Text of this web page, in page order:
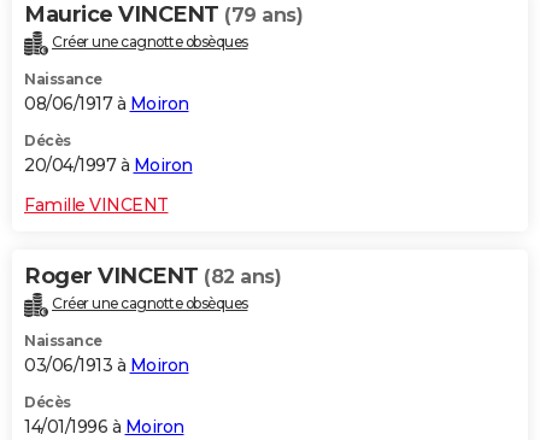
Maurice VINCENT (79 ans)
Créer une cagnotte obsèques
Naissance
08/06/1917 à Moiron
Décès
20/04/1997 à Moiron
Famille VINCENT
Roger VINCENT (82 ans)
Créer une cagnotte obsèques
Naissance
03/06/1913 à Moiron
Décès
14/01/1996 à Moiron